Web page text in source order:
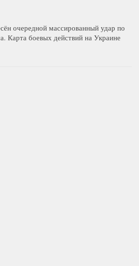
очередной массированный удар по
Карта боевых действий на Украине